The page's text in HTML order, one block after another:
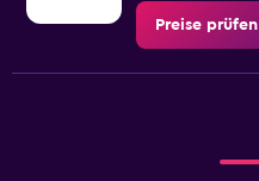
Preise prüfen